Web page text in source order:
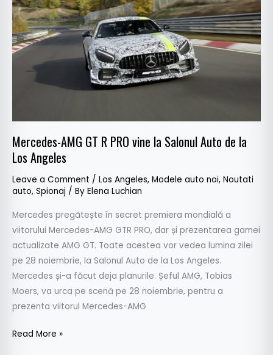
Mercedes-AMG GT R PRO vine la Salonul Auto de la
Los Angeles
Leave a Comment / Los Angeles, Modele auto noi, Noutati
auto, Spionaj / By Elena Luchian
Mercedes pregătește în secret premiera mondială a
viitorului Mercedes-AMG GTR PRO, dar și prezentarea gamei
actualizate AMG GT. Toate acestea vor vedea lumina zilei
pe 28 noiembrie, la Salonul Auto de la Los Angeles.
Mercedes și-a făcut deja planurile. Șeful AMG, Tobias
Moers, va urca pe scenă pe 28 noiembrie, pentru a
prezenta viitorul Mercedes-AMG
AMG
GT
R
PRO
vine
la
Los
Angeles
Read More »